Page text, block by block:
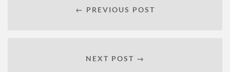
← PREVIOUS POST
NEXT POST →